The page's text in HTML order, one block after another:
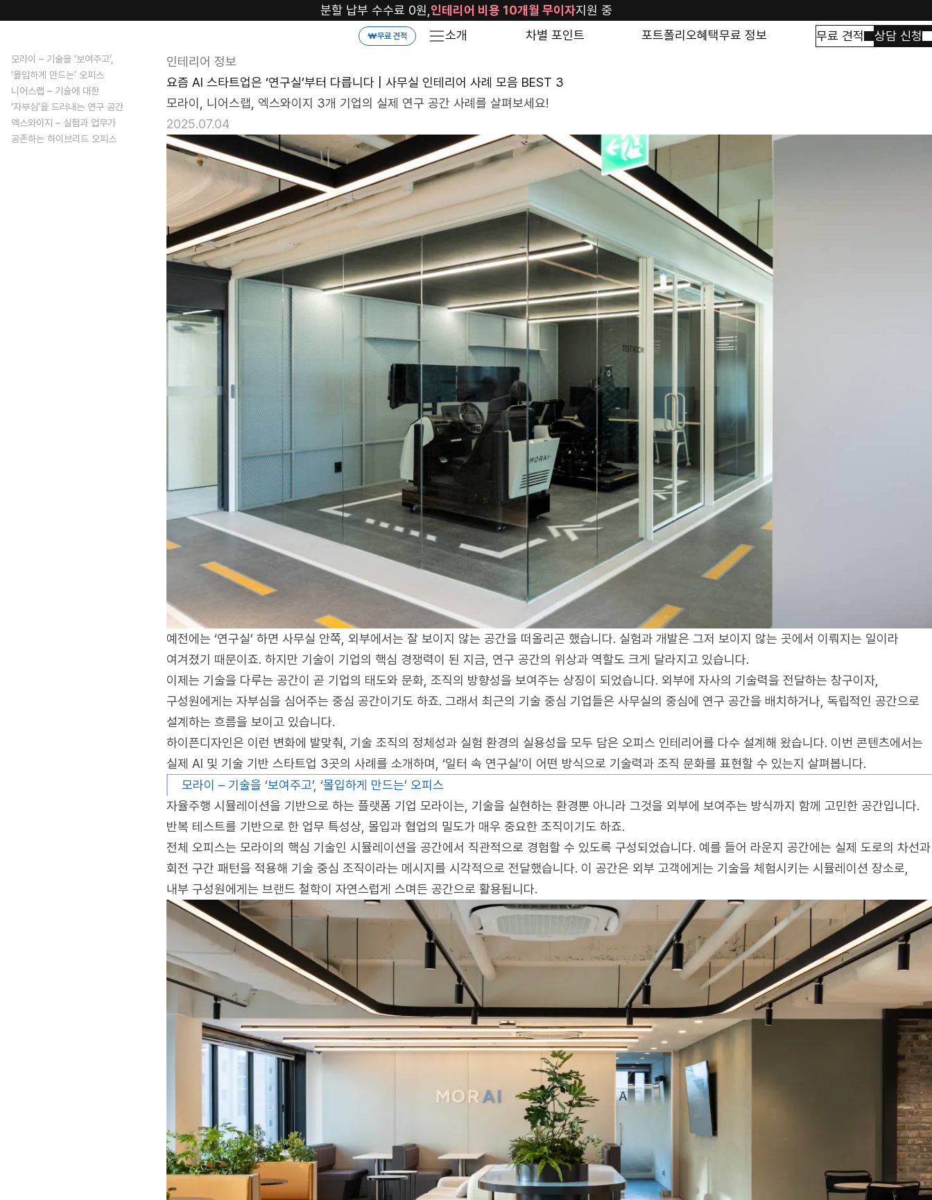
무료 견적 소개 차별 포인트 포트폴리오혜택무료 정보 무료 견적 상담 신청
분할 납부 수수료 0원, 인테리어 비용 10개월 무이자지원 중
요즘 AI 스타트업은 ‘연구실’부터 다릅니다 | 사무실 인테리어 사례 모음 BEST 3
모라이, 니어스랩, 엑스와이지 3개 기업의 실제 연구 공간 사례를 살펴보세요!
인테리어 정보
2025.07.04
예전에는 ‘연구실’ 하면 사무실 안쪽, 외부에서는 잘 보이지 않는 공간을 떠올리곤 했습니다. 실험과 개발은 그저 보이지 않는 곳에서 이뤄지는 일이라
여겨졌기 때문이죠. 하지만 기술이 기업의 핵심 경쟁력이 된 지금, 연구 공간의 위상과 역할도 크게 달라지고 있습니다.
이제는 기술을 다루는 공간이 곧 기업의 태도와 문화, 조직의 방향성을 보여주는 상징이 되었습니다. 외부에 자사의 기술력을 전달하는 창구이자,
구성원에게는 자부심을 심어주는 중심 공간이기도 하죠. 그래서 최근의 기술 중심 기업들은 사무실의 중심에 연구 공간을 배치하거나, 독립적인 공간으로
설계하는 흐름을 보이고 있습니다.
하이픈디자인은 이런 변화에 발맞춰, 기술 조직의 정체성과 실험 환경의 실용성을 모두 담은 오피스 인테리어를 다수 설계해 왔습니다. 이번 콘텐츠에서는
실제 AI 및 기술 기반 스타트업 3곳의 사례를 소개하며, ‘일터 속 연구실’이 어떤 방식으로 기술력과 조직 문화를 표현할 수 있는지 살펴봅니다.
모라이 – 기술을 ‘보여주고’, ‘몰입하게 만드는’ 오피스
자율주행 시뮬레이션을 기반으로 하는 플랫폼 기업 모라이는, 기술을 실현하는 환경뿐 아니라 그것을 외부에 보여주는 방식까지 함께 고민한 공간입니다.
반복 테스트를 기반으로 한 업무 특성상, 몰입과 협업의 밀도가 매우 중요한 조직이기도 하죠.
전체 오피스는 모라이의 핵심 기술인 시뮬레이션을 공간에서 직관적으로 경험할 수 있도록 구성되었습니다. 예를 들어 라운지 공간에는 실제 도로의 차선과
회전 구간 패턴을 적용해 기술 중심 조직이라는 메시지를 시각적으로 전달했습니다. 이 공간은 외부 고객에게는 기술을 체험시키는 시뮬레이션 장소로,
내부 구성원에게는 브랜드 철학이 자연스럽게 스며든 공간으로 활용됩니다.
모라이 – 기술을 ‘보여주고’,
‘몰입하게 만드는’ 오피스
니어스랩 – 기술에 대한
‘자부심’을 드러내는 연구 공간
엑스와이지 – 실험과 업무가
공존하는 하이브리드 오피스